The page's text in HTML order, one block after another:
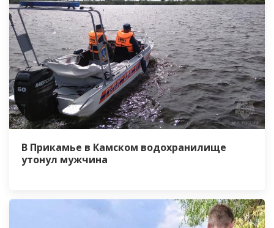
В Прикамье в Камском водохранилище
утонул мужчина